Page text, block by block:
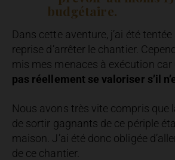
budgétaire.
Dans cette aventure, j’ai été
reprise d’arrêter le chantier.
mis mes menaces à exécution car
pas réellement se valoriser s’il
Nous avons très vite compris que
de sortir gagnants de ce périple
maison. J’ai été donc obligée
de ce chantier.